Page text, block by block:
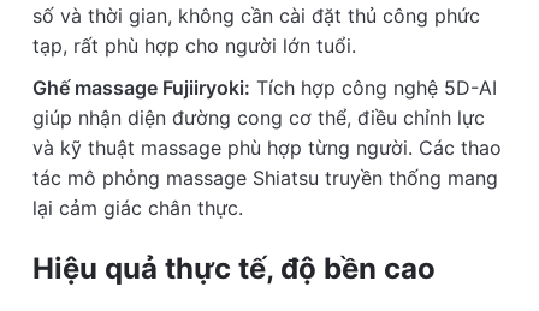
số và thời gian, không cần cài đặt thủ công phức
tạp, rất phù hợp cho người lớn tuổi.
Ghế massage Fujiiryoki: Tích hợp công nghệ 5D-AI
giúp nhận diện đường cong cơ thể, điều chỉnh lực
và kỹ thuật massage phù hợp từng người. Các thao
tác mô phỏng massage Shiatsu truyền thống mang
lại cảm giác chân thực.
Hiệu quả thực tế, độ bền cao